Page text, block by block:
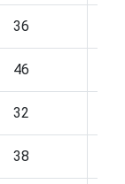
36
46
32
38